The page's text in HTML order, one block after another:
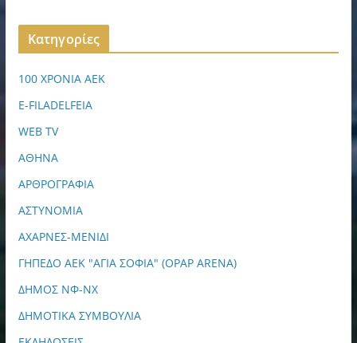
Kατηγορίες
100 ΧΡΟΝΙΑ ΑΕΚ
E-FILADELFEIA
WEB TV
ΑΘΗΝΑ
ΑΡΘΡΟΓΡΑΦΙΑ
ΑΣΤΥΝΟΜΙΑ
ΑΧΑΡΝΕΣ-ΜΕΝΙΔΙ
ΓΗΠΕΔΟ ΑΕΚ "ΑΓΙΑ ΣΟΦΙΑ" (OPAP ARENA)
ΔΗΜΟΣ ΝΦ-ΝΧ
ΔΗΜΟΤΙΚΑ ΣΥΜΒΟΥΛΙΑ